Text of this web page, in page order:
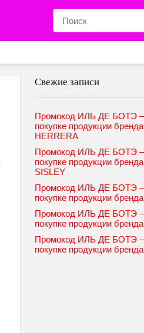
Свежие записи
Промокод ИЛЬ ДЕ БОТЭ
покупке продукции
HERRERA
Промокод ИЛЬ ДЕ БОТЭ
покупке продукции
SISLEY
Промокод ИЛЬ ДЕ БОТЭ
покупке продукции
Промокод ИЛЬ ДЕ БОТЭ
покупке продукции
Промокод ИЛЬ ДЕ БОТЭ
покупке продукции